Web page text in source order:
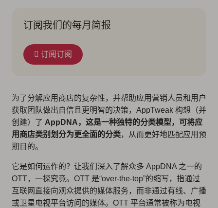
订阅我们的每月简报
订阅订阅
为了分解应用商店的复杂性，并帮助应用营销人员和用户
获取团队做出自信且更明智的决策，AppTweak 构想（并
创建）了 AppDNA，这是一种独特的分类模型，可将应
用商店类别划分为更全面的分类，从而更好地匹配应用预
期目的。
它是如何运作的？让我们深入了解众多 AppDNA 之一的
OTT，一探究竟。OTT 是“over-the-top”的缩写，指通过
互联网直接向观众提供的媒体服务，而非通过有线、广播
或卫星电视平台访问的媒体。OTT 平台通常被称为电视